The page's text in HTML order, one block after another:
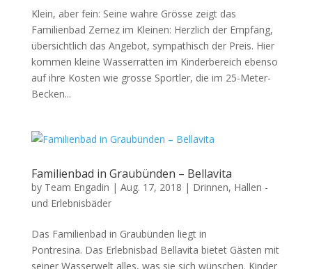
Klein, aber fein: Seine wahre Grösse zeigt das
Familienbad Zernez im Kleinen: Herzlich der Empfang,
übersichtlich das Angebot, sympathisch der Preis. Hier
kommen kleine Wasserratten im Kinderbereich ebenso
auf ihre Kosten wie grosse Sportler, die im 25-Meter-
Becken...
Familienbad in Graubünden – Bellavita
by Team Engadin | Aug. 17, 2018 | Drinnen, Hallen -
und Erlebnisbäder
Das Familienbad in Graubünden liegt in
Pontresina. Das Erlebnisbad Bellavita bietet Gästen mit
seiner Wasserwelt alles, was sie sich wünschen. Kinder